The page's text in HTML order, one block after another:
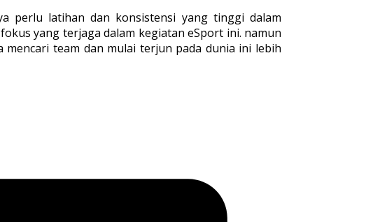
perlu latihan dan konsistensi yang tinggi dalam
yang terjaga dalam kegiatan eSport ini. namun
team dan mulai terjun pada dunia ini lebih